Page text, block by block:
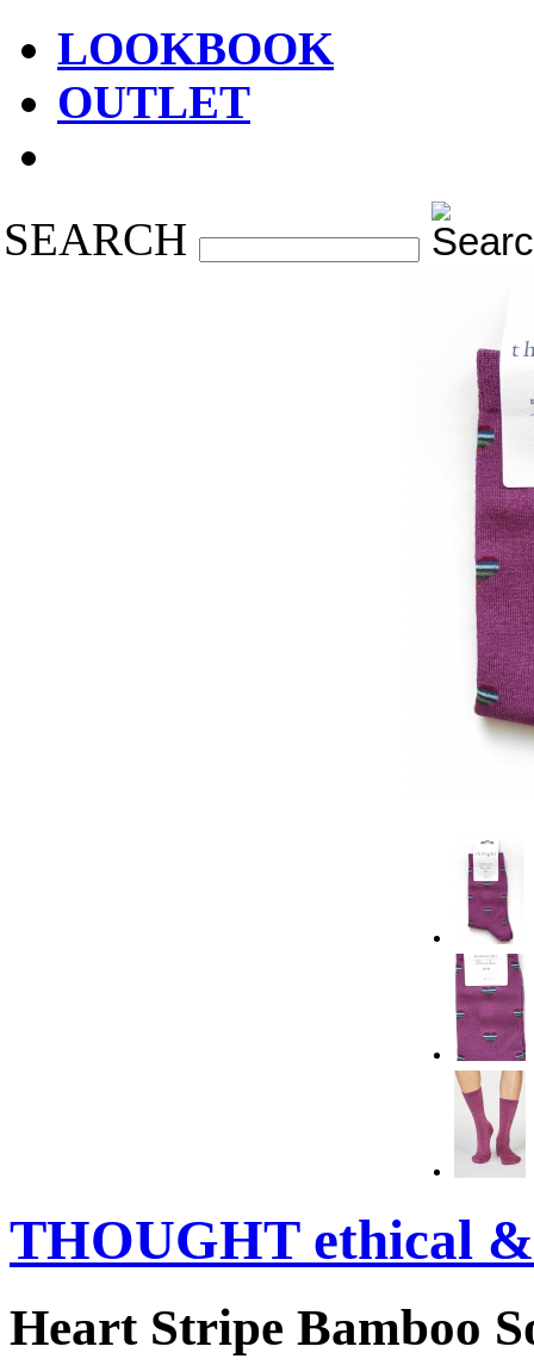
LOOKBOOK
OUTLET
SEARCH
THOUGHT ethical
Heart Stripe Bamboo